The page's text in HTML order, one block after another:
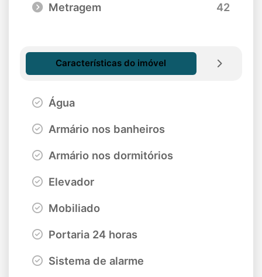
Metragem
42
Características do imóvel
Água
Armário nos banheiros
Armário nos dormitórios
Elevador
Mobiliado
Portaria 24 horas
Sistema de alarme